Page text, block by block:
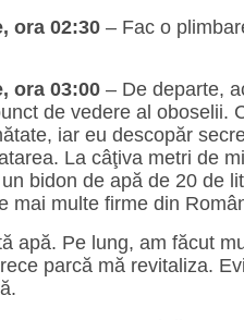
ora 02:30 – Fac o
ora 03:00 – De departe,
de vedere al oboselii.
iar eu descopăr
La câţiva metri de
bidon de apă de 20 de
mai multe firme din
apă. Pe lung, am făcut
parcă mă revitaliza.